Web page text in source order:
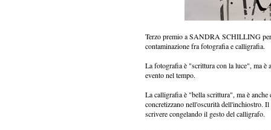
Terzo premio a SANDRA SCHILLING
contaminazione fra fotografia e calligrafia.
La fotografia è "scrittura con la luce", ma
evento nel tempo.
La calligrafia è "bella scrittura", ma è
concretizzano nell'oscurità dell'inchiostro.
scrivere congelando il gesto del calligrafo.